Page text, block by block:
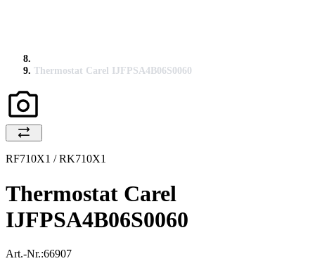
Thermostat Carel IJFPSA4B06S0060
RF710X1 / RK710X1
Thermostat Carel
IJFPSA4B06S0060
Art.-Nr.:66907